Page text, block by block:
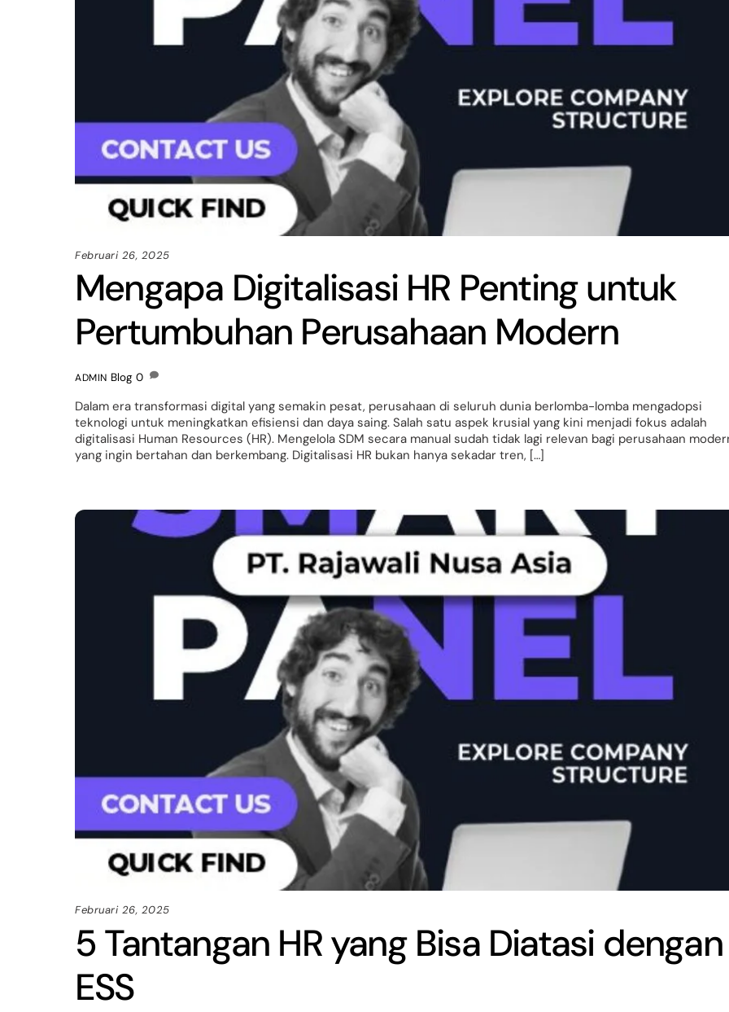
Februari 26, 2025
Mengapa Digitalisasi HR Penting untuk
Pertumbuhan Perusahaan Modern
ADMIN Blog 0
Dalam era transformasi digital yang semakin pesat, perusahaan di seluruh dunia berlomba-lomba mengadopsi
teknologi untuk meningkatkan efisiensi dan daya saing. Salah satu aspek krusial yang kini menjadi fokus adalah
digitalisasi Human Resources (HR). Mengelola SDM secara manual sudah tidak lagi relevan bagi perusahaan
yang ingin bertahan dan berkembang. Digitalisasi HR bukan hanya sekadar tren, […]
Februari 26, 2025
5 Tantangan HR yang Bisa Diatasi dengan
ESS